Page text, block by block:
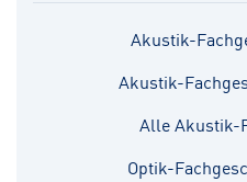
Akustik-
Akustik-
Alle Akustik-
Optik-